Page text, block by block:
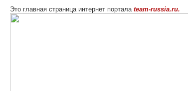
Это главная страница интернет портала team-russia.ru.